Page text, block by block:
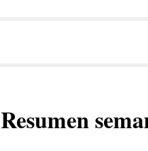
Resumen